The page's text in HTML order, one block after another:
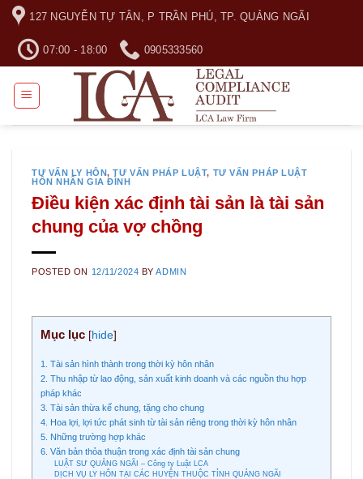
Skip
content
127 NGUYỄN TỰ TÂN, P TRẦN PHÚ, TP. QUẢNG NGÃI
07:00 - 18:00 0905333560
TƯ VẤN LY HÔN,TƯ VẤN PHÁP LUẬT, TƯ VẤN PHÁP LUẬT
HÔN NHÂN GIA ĐÌNH
Điều kiện xác định tài sản là tài sản
chung của vợ chồng
POSTED ON 12/11/2024 BYADMIN
Mục lục [hide]
1. Tài sản hình thành trong thời kỳ hôn nhân
2. Thu nhập từ lao động, sản xuất kinh doanh và các nguồn thu hợp
pháp khác
3. Tài sản thừa kế chung, tặng cho chung
4. Hoa lợi, lợi tức phát sinh từ tài sản riêng trong thời kỳ hôn nhân
5. Những trường hợp khác
6. Văn bản thỏa thuận trong xác định tài sản chung
LUẬT SƯ QUẢNG NGÃI – Công ty Luật LCA
DỊCH VỤ LY HÔN TẠI CÁC HUYỆN THUỘC TỈNH QUẢNG NGÃI